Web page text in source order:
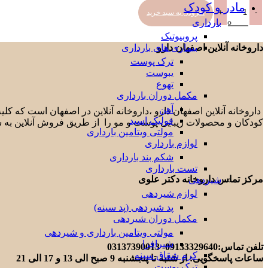
مادر و کودک
بارداری
پروبیوتیک
بیماری های بارداری
ترک پوست
یبوست
تهوع
مکمل دوران بارداری
آهن
فولیک اسید
مولتی ویتامین بارداری
لوازم بارداری
شکم بند بارداری
تست بارداری
شیردهی
لوازم شیردهی
پد شیردهی (پد سینه)
مکمل دوران شیردهی
مولتی ویتامین بارداری و شیردهی
شیرافزا
کرم شقاق سینه
افزودن به سبد خرید
داروخانه آنلاین اصفهان دارو
داروخانه آنلاین اصفهان دارو ،داروخانه آنلاین در اصفهان است
کودکان و محصولات زیبایی پوست و مو را از طریق فروش آنلاین
مرکز تماس داروخانه دکتر علوی
تلفن تماس:09133329640- 03137390013
ساعات پاسخگویی: از شنبه تا پنجشنبه 9 صبح الی 13 و 17 الی 21